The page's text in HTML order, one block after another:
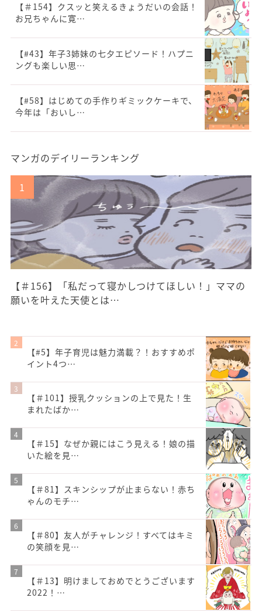
【＃154】クスッと笑えるきょうだいの会話！
お兄ちゃんに寛…
【#43】年子3姉妹の七夕エピソード！ハプニ
ングも楽しい思…
【#58】はじめての手作りギミックケーキで、
今年は「おいし…
マンガのデイリーランキング
【＃156】「私だって寝かしつけてほしい！」ママの
願いを叶えた天使とは…
【#5】年子育児は魅力満載？！おすすめポ
イント4つ…
【＃101】授乳クッションの上で見た！生
まれたばか…
【＃15】なぜか親にはこう見える！娘の描
いた絵を見…
【＃81】スキンシップが止まらない！赤ち
ゃんのモチ…
【＃80】友人がチャレンジ！すべてはキミ
の笑顔を見…
【＃13】明けましておめでとうございます
2022！…